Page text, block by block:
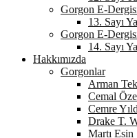
Gorgon E-
13. Sayı
Gorgon E-
14. Sayı
Hakkımızda
Gorgonlar
Arman
Cemal
Cemre
Drake T.
Martı Esin